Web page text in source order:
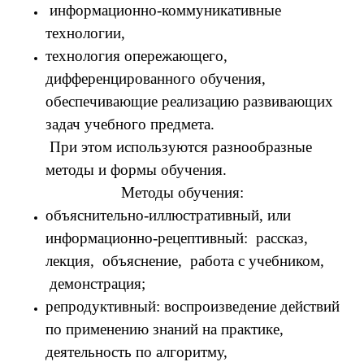
информационно-коммуникативные
технологии,
технология опережающего,
дифференцированного обучения,
обеспечивающие реализацию развивающих
задач учебного предмета.
При этом используются разнообразные
методы и формы обучения.
Методы обучения:
объяснительно-иллюстративный, или
информационно-рецептивный: рассказ,
лекция, объяснение, работа с учебником,
демонстрация;
репродуктивный: воспроизведение действий
по применению знаний на практике,
деятельность по алгоритму,